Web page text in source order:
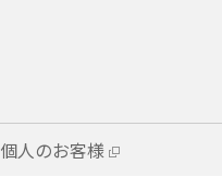
個人のお客様